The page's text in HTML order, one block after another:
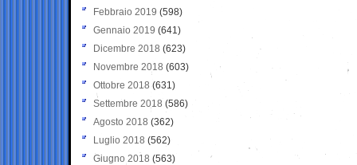
Febbraio 2019 (598)
Gennaio 2019 (641)
Dicembre 2018 (623)
Novembre 2018 (603)
Ottobre 2018 (631)
Settembre 2018 (586)
Agosto 2018 (362)
Luglio 2018 (562)
Giugno 2018 (563)